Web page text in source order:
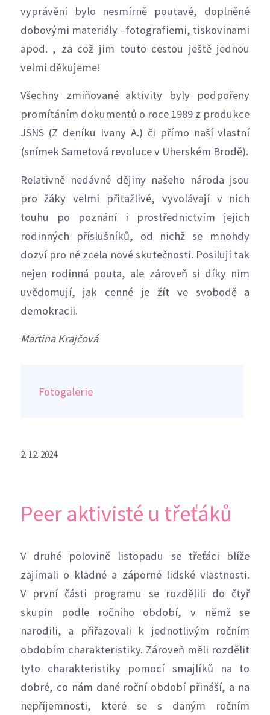
vyprávění bylo nesmírně poutavé, doplněné
dobovými materiály –fotografiemi, tiskovinami
apod. , za což jim touto cestou ještě jednou
velmi děkujeme!
Všechny zmiňované aktivity byly podpořeny
promítáním dokumentů o roce 1989 z produkce
JSNS (Z deníku Ivany A.) či přímo naší vlastní
(snímek Sametová revoluce v Uherském Brodě).
Relativně nedávné dějiny našeho národa jsou
pro žáky velmi přitažlivé, vyvolávají v nich
touhu po poznání i prostřednictvím jejich
rodinných příslušníků, od nichž se mnohdy
dozví pro ně zcela nové skutečnosti. Posilují tak
nejen rodinná pouta, ale zároveň si díky nim
uvědomují, jak cenné je žít ve svobodě a
demokracii.
Martina Krajčová
Fotogalerie
2. 12. 2024
Peer aktivisté u třeťáků
V druhé polovině listopadu se třeťáci blíže
zajímali o kladné a záporné lidské vlastnosti.
V první části programu se rozdělili do čtyř
skupin podle ročního období, v němž se
narodili, a přiřazovali k jednotlivým ročním
obdobím charakteristiky. Zároveň měli rozdělit
tyto charakteristiky pomocí smajlíků na to
dobré, co nám dané roční období přináší, a na
nepříjemnosti, které se s daným ročním